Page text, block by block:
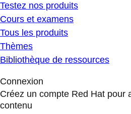
Testez nos produits
Cours et examens
Tous les produits
Thèmes
Bibliothèque de ressources
Connexion
Créez un compte Red Hat pour
contenu